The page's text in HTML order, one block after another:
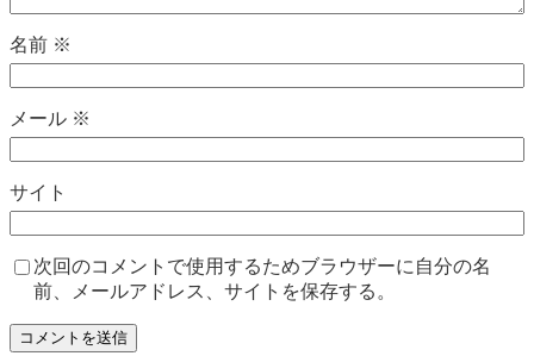
名前 ※
メール ※
サイト
次回のコメントで使用するためブラウザーに自分の名
前、メールアドレス、サイトを保存する。